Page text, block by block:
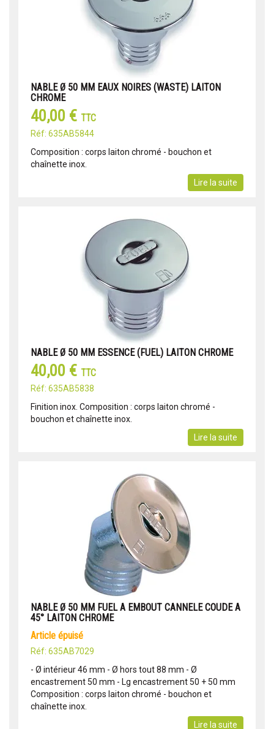
NABLE Ø 50 MM EAUX NOIRES (WASTE) LAITON
CHROME
40,00 € TTC
Réf: 635AB5844
Composition : corps laiton chromé - bouchon et
chaînette inox.
Lire la suite
NABLE Ø 50 MM ESSENCE (FUEL) LAITON CHROME
40,00 € TTC
Réf: 635AB5838
Finition inox. Composition : corps laiton chromé -
bouchon et chaînette inox.
Lire la suite
NABLE Ø 50 MM FUEL A EMBOUT CANNELE COUDE A
45° LAITON CHROME
article épuisé
Réf: 635AB7029
- Ø intérieur 46 mm - Ø hors tout 88 mm - Ø
encastrement 50 mm - Lg encastrement 50 + 50 mm
Composition : corps laiton chromé - bouchon et
chaînette inox.
Lire la suite